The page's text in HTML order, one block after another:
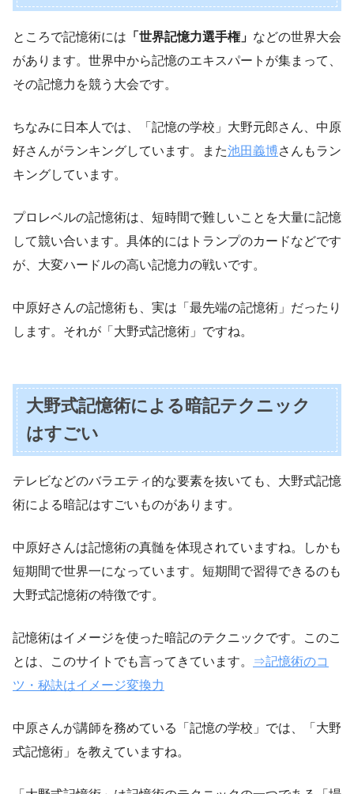
ところで記憶術には 「世界記憶力選手権」 などの世界大会
があります。世界中から記憶のエキスパートが集まって、
その記憶力を競う大会です。
ちなみに日本人では、「記憶の学校」大野元郎さん、中原
好さんがランキングしています。また池田義博さんもラン
キングしています。
プロレベルの記憶術は、短時間で難しいことを大量に記憶
して競い合います。具体的にはトランプのカードなどです
が、大変ハードルの高い記憶力の戦いです。
中原好さんの記憶術も、実は「最先端の記憶術」だったり
します。それが「大野式記憶術」ですね。
大野式記憶術による暗記テクニック
はすごい
テレビなどのバラエティ的な要素を抜いても、大野式記憶
術による暗記はすごいものがあります。
中原好さんは記憶術の真髄を体現されていますね。しかも
短期間で世界一になっています。短期間で習得できるのも
大野式記憶術の特徴です。
記憶術はイメージを使った暗記のテクニックです。このこ
とは、このサイトでも言ってきています。
⇒記憶術のコ
ツ・秘訣はイメージ変換力
中原さんが講師を務めている「記憶の学校」では、「大野
式記憶術」を教えていますね。